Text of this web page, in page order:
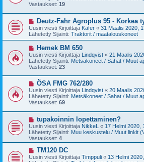
ii
v
i
e
s
t
Vastaukset: 19
U
u
s
i
v
e
s
t
i
Deutz-Fahr Agroplus 95 - Korkea
Uusin viesti Kirjoittaja Käfer « 31 Maalis 2020,
Lähetetty Sijainti: Traktorit / maatalouskoneet
U
u
s
i
v
i
e
s
t
i
Hemek BM 650
Uusin viesti Kirjoittaja Lindqvist « 21 Maalis
Lähetetty Sijainti: Metsäkoneet / Sahat / Muut
Vastaukset: 23
U
u
s
i
i
e
s
t
i
ÖSA FMG 762/280
Uusin viesti Kirjoittaja Lindqvist « 20 Maalis
Lähetetty Sijainti: Metsäkoneet / Sahat / Muut
Vastaukset: 69
U
u
s
i
v
s
tupakoinnin lopettaminen?
Uusin viesti Kirjoittaja NikkeL « 17 Helmi 2020,
Lähetetty Sijainti: Muu keskustelu / Muut linkit
Vastaukset: 4
U
u
TM120 DC
Uusin viesti Kirjoittaja Timppuli « 13 Helmi